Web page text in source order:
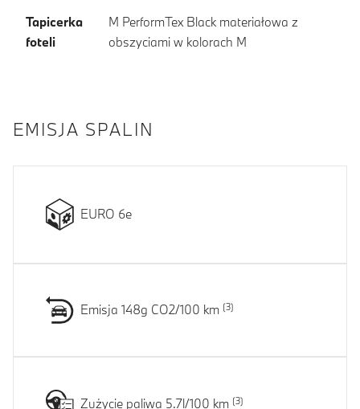
Tapicerka
foteli
M PerformTex Black materiałowa z
obszyciami w kolorach M
EMISJA SPALIN
EURO 6e
Emisja 148g CO2/100 km
Zużycie paliwa 5.7l/100 km